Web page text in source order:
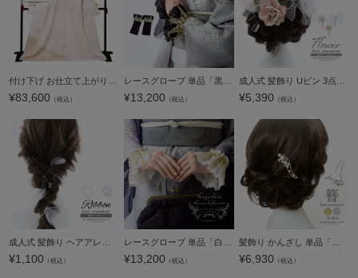
¥83,600 （税込） ¥13,200 （税込） ¥5,390 （税込）
¥1,100 （税込） ¥13,200 （税込） ¥6,930 （税込）